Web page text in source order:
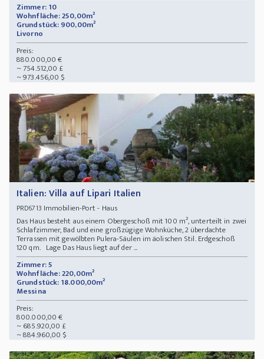
Zimmer: 10
Wohnfläche: 250,00m²
Grundstück: 900,00m²
Livorno
Preis:
880.000,00 €
~ 754.512,00 £
~ 973.456,00 $
Italien: Villa auf Lipari Italien
PRD6713 Immobilien-Port - Haus
Das Haus besteht aus einem Obergeschoß mit 100 m², unterteilt in zwei
Schlafzimmer, Bad und eine großzügige Wohnküche, 2 überdachte
Terrassen mit gewölbten Pulera-Säulen im äolischen Stil. Erdgeschoß
120 qm. Lage Das Haus liegt auf der ...
Zimmer: 5
Wohnfläche: 220,00m²
Grundstück: 18.000,00m²
Messina
Preis:
800.000,00 €
~ 685.920,00 £
~ 884.960,00 $